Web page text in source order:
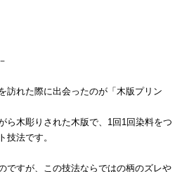
訪れた際に出会ったのが「木版プリン
ら木彫りされた木版で、1回1回染料をつ
技法です。
ですが、この技法ならではの柄のズレや